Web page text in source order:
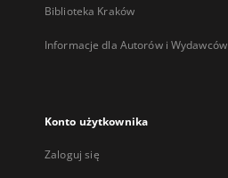
Biblioteka Kraków
Informacje dla Autorów i Wydawców
Konto użytkownika
Zaloguj się